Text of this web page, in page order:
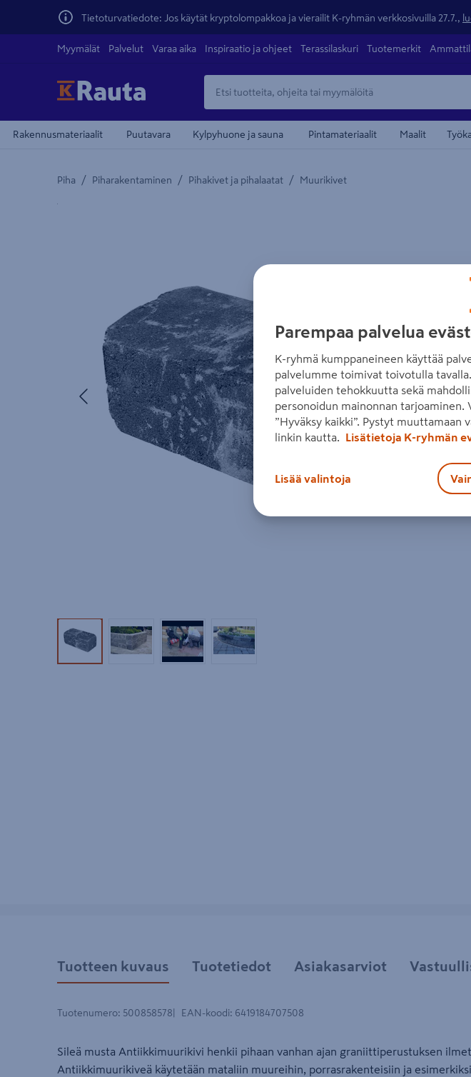
Tietoturvatiedote: Jos käytät kryptolompakkoa ja vierailit K-ryhmän verkkosivuilla 27.7.,
Myymälät Palvelut Varaa aika Inspiraatio ja ohjeet Terassilaskuri Tuotemerkit
Rakennusmateriaalit Puutavara Kylpyhuone ja sauna Pintamateriaalit Maalit
Piha / Piharakentaminen / Pihakivet ja pihalaatat / Muurikivet
Yksityiskohtainen kuvaus löytyy Tuotteen kuvaus -maamerkistä
Edellinen
Tuotekuva 1Tuotekuva 2Tuotekuva 3Tuotekuva 4
Tuotteen kuvaus Tuotetiedot Asiakasarviot
Tuotenumero: 500858578 EAN-koodi: 6419184707508
Sileä musta Antiikkimuurikivi henkii pihaan vanhan ajan graniittiperustuksen
Antiikkimuurikiveä käytetään mataliin muureihin, porrasrakenteisiin ja esimerkiksi
Parempaa palvelua
K-ryhmä kumppaneineen käyttää
palvelumme toimivat toivotulla
palveluiden tehokkuutta sekä
personoidun mainonnan tarjoaminen.
”Hyväksy kaikki”. Pystyt muuttamaan
linkin kautta.
Lisätietoja K-ryhmän
Lisää valintoja